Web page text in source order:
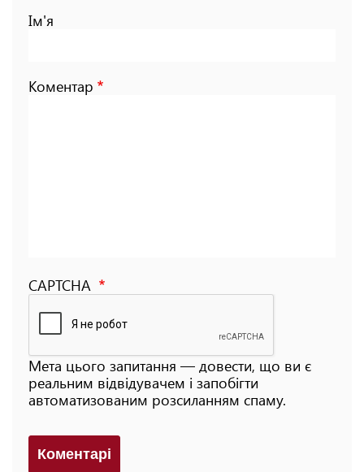
Ім'я
Коментар
CAPTCHA
Мета цього запитання — довести, що ви є
реальним відвідувачем і запобігти
автоматизованим розсиланням спаму.
Коментарi